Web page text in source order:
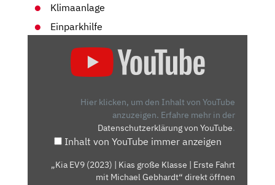
Klimaanlage
Einparkhilfe
Hier klicken, um den Inhalt von YouTube
anzuzeigen. Erfahre mehr in der
Datenschutzerklärung von YouTube.
Inhalt von YouTube immer anzeigen
„Kia EV9 (2023) | Kias große Klasse | Erste Fahrt
mit Michael Gebhardt“ direkt öffnen